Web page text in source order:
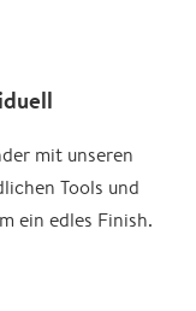
mit unseren
Tools und
ein edles Finish.